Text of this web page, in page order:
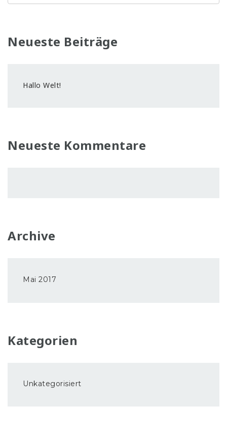
Neueste Beiträge
Hallo Welt!
Neueste Kommentare
Archive
Mai 2017
Kategorien
Unkategorisiert